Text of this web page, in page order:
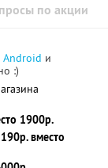
по акции
Android и
:)
1900р.
вместо